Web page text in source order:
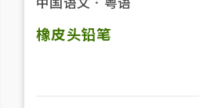
橡皮头铅笔